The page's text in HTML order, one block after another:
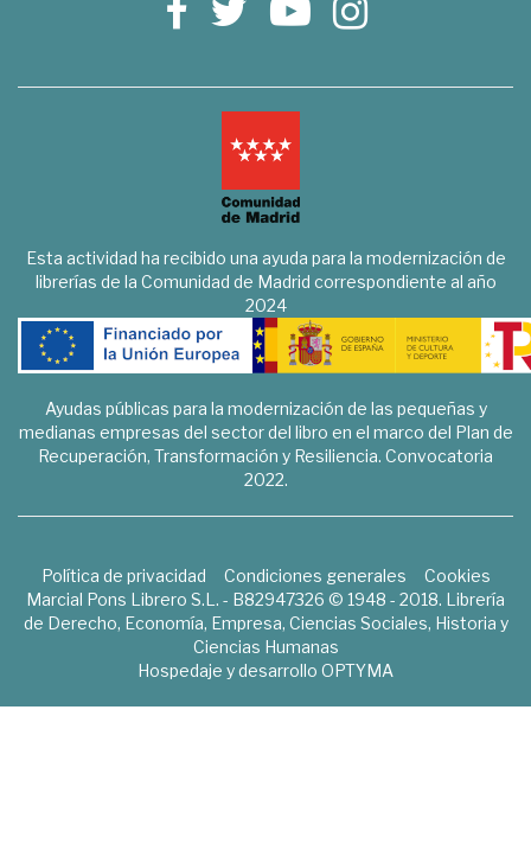
Esta actividad ha recibido una ayuda para la modernización de
librerías de la Comunidad de Madrid correspondiente al año
2024
Ayudas públicas para la modernización de las pequeñas y
medianas empresas del sector del libro en el marco del Plan de
Recuperación, Transformación y Resiliencia. Convocatoria
2022.
Política de privacidad Condiciones generales
Cookies
Marcial Pons Librero S.L. - B82947326 © 1948 - 2018. Librería
de Derecho, Economía, Empresa, Ciencias Sociales, Historia y
Ciencias Humanas
Hospedaje y desarrollo OPTYMA